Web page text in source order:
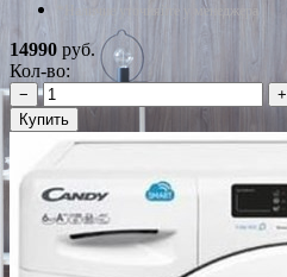
*Наличие уточняйте у менеджера
14990 руб.
Кол-во:
−
+
Купить